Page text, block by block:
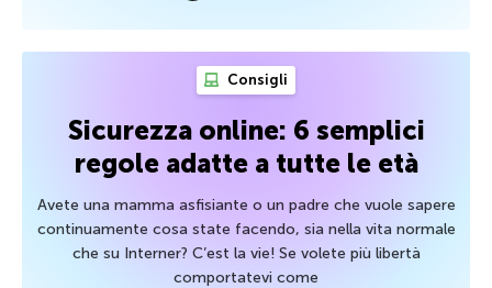
Consigli
Sicurezza online: 6 semplici
regole adatte a tutte le età
Avete una mamma asfisiante o un padre che vuole sapere
continuamente cosa state facendo, sia nella vita normale
che su Interner? C’est la vie! Se volete più libertà
comportatevi come